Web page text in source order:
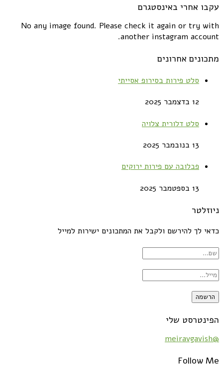
עקבו אחרי באינסטגרם
No any image found. Please check it again or try with
another instagram account.
מתכונים אחרונים
סלט פירות בסירופ אסייתי
12 בדצמבר 2025
סלט דלורית צלויה
13 בנובמבר 2025
פבלובה עם פירות ירוקים
13 בספטמבר 2025
ניוזלטר
כדאי לך להירשם ולקבל את המתכונים ישירות למייל
הפינטרסט שלי
@meiravgavish
Follow Me